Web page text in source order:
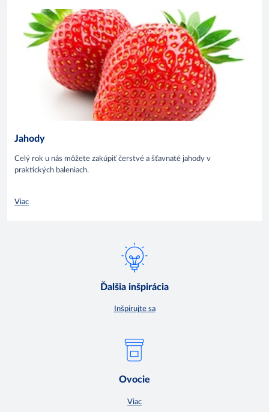
Jahody
Celý rok u nás môžete zakúpiť čerstvé a šťavnaté jahody v
praktických baleniach.
Viac
Ďalšia inšpirácia
Inšpirujte sa
Ovocie
Viac